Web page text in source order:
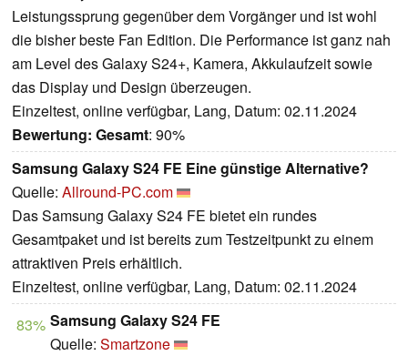
Leistungssprung gegenüber dem Vorgänger und ist wohl
die bisher beste Fan Edition. Die Performance ist ganz nah
am Level des Galaxy S24+, Kamera, Akkulaufzeit sowie
das Display und Design überzeugen.
Einzeltest, online verfügbar, Lang, Datum: 02.11.2024
Bewertung: Gesamt: 90%
Samsung Galaxy S24 FE Eine günstige Alternative?
Quelle: Allround-PC.com
Das Samsung Galaxy S24 FE bietet ein rundes
Gesamtpaket und ist bereits zum Testzeitpunkt zu einem
attraktiven Preis erhältlich.
Einzeltest, online verfügbar, Lang, Datum: 02.11.2024
83% Samsung Galaxy S24 FE
Quelle: Smartzone